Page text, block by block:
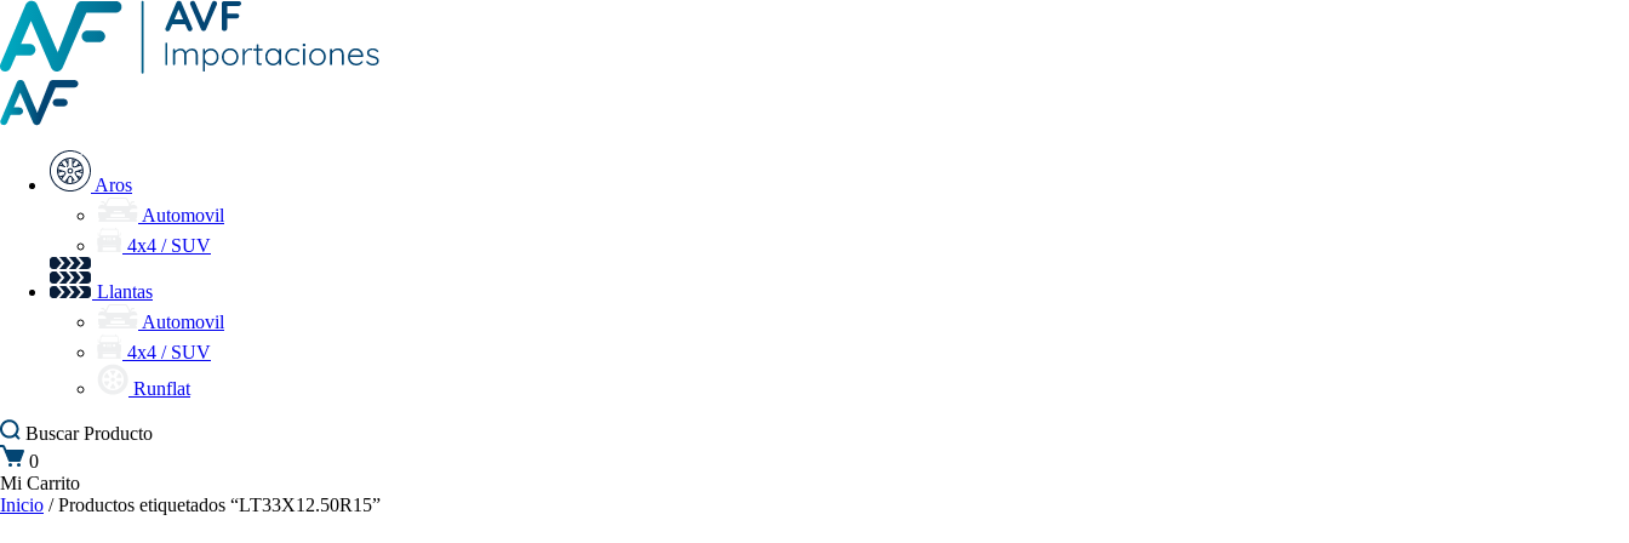
Aros
Automovil
4x4 / SUV
Llantas
Automovil
4x4 / SUV
Runflat
BuscarProducto
0
Mi Carrito
Inicio / Productos etiquetados “LT33X12.50R15”